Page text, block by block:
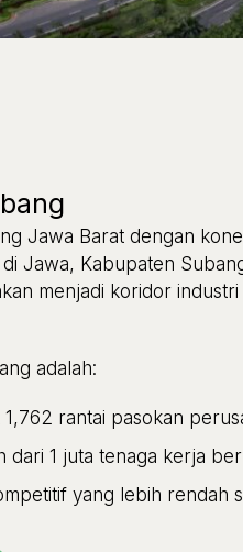
Jawa Barat dengan
Jawa, Kabupaten
menjadi koridor
adalah:
rantai pasokan p
dari 1 juta tenaga kerja
yang lebih rendah